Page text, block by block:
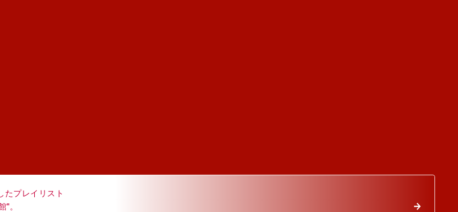
たプレイリスト
"。